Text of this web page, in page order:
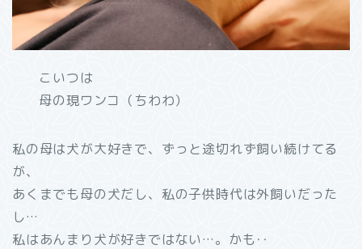
こいつは
母の現ワンコ（ちわわ）
私の母は犬が大好きで、ずっと途切れず飼い続けてる
が、
あくまでも母の犬だし、私の子供時代は外飼いだった
し…
私はあんまり犬が好きではない…。かも‥